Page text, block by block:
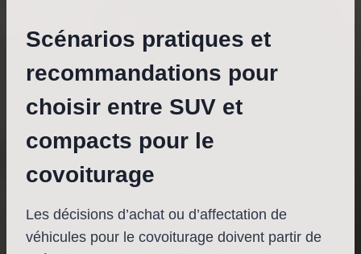
Scénarios pratiques et
recommandations pour
choisir entre SUV et
compacts pour le
covoiturage
Les décisions d’achat ou d’affectation de
véhicules pour le covoiturage doivent partir de